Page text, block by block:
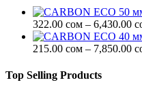
322.00 сом – 6,430.00
215.00 сом – 7,850.00
Top Selling Products